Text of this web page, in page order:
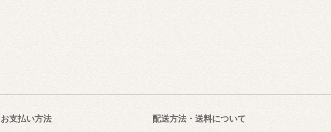
お支払い方法 配送方法・送料について